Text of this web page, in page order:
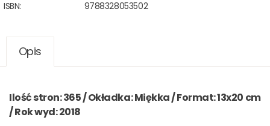
ISBN:
9788328053502
Opis
Ilość stron: 365 / Okładka: Miękka / Format: 13x20 cm
/ Rok wyd: 2018